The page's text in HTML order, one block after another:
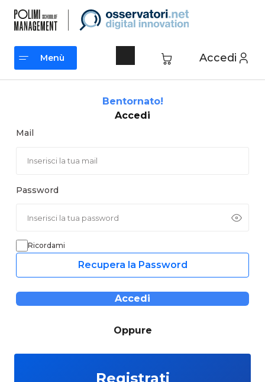
contenuto
Accedi
Menù
Bentornato!
Accedi
Mail
Password
Ricordami
Recupera la Password
Accedi
Oppure
Registrati